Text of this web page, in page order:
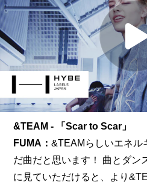
&TEAM - 「Scar to Scar」
FUMA：&TEAMらしいエネル
だ曲だと思います！ 曲とダン
に見ていただけると、より